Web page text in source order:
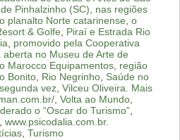
Pinhalzinho (SC)
nas regiões
planalto Norte catarinense o
& Golfe
Piraí e Estrada Rio
promovido pela Cooperativa
aberta no Museu de Arte de
Marocco Equipamentos, região
Bonito, Rio Negrinho, Saúde no
segunda vez, Vilceu Oliveira. Mais
, Volta ao Mundo,
o “Oscar do Turismo”,
www.psicodalia.com.br.
, Turismo